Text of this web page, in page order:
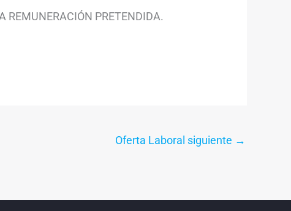
REMUNERACIÓN PRETENDIDA.
Oferta Laboral siguiente →